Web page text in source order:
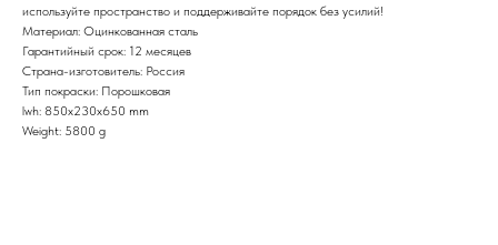
используйте пространство и поддерживайте порядок без усилий!
Материал: Оцинкованная сталь
Гарантийный срок: 12 месяцев
Страна-изготовитель: Россия
Тип покраски: Порошковая
lwh: 850x230x650 mm
Weight: 5800 g